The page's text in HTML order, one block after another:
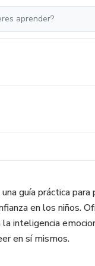
guía práctica
en los niños.
inteligencia
en sí mismos.